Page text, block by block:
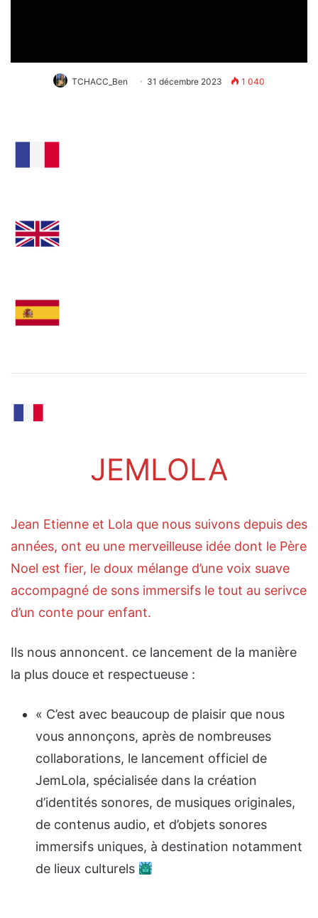
TCHACC_Ben 31 décembre 2023 1 040
JEMLOLA
Jean Etienne et Lola que nous suivons depuis des
années, ont eu une merveilleuse idée dont le Père
Noel est fier, le doux mélange d’une voix suave
accompagné de sons immersifs le tout au serivce
d’un conte pour enfant.
Ils nous annoncent. ce lancement de la manière
la plus douce et respectueuse :
« C’est avec beaucoup de plaisir que nous
vous annonçons, après de nombreuses
collaborations, le lancement officiel de
JemLola, spécialisée dans la création
d’identités sonores, de musiques originales,
de contenus audio, et d’objets sonores
immersifs uniques, à destination notamment
de lieux culturels